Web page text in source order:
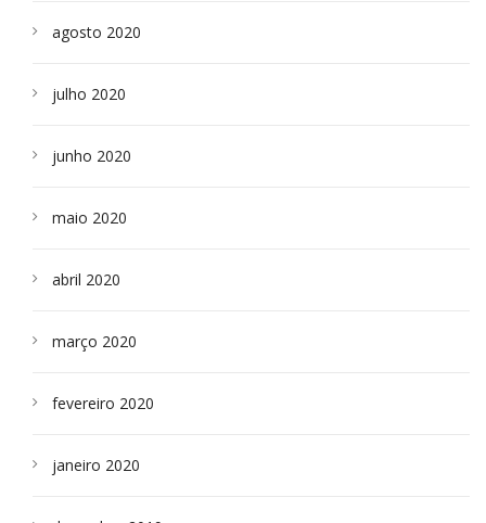
agosto 2020
julho 2020
junho 2020
maio 2020
abril 2020
março 2020
fevereiro 2020
janeiro 2020